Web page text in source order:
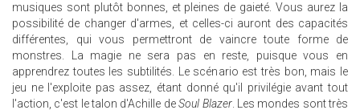
musiques sont plutôt bonnes, et pleines de gaieté. Vous aurez la
possibilité de changer d'armes, et celles-ci auront des capacités
différentes, qui vous permettront de vaincre toute forme de
monstres. La magie ne sera pas en reste, puisque vous en
apprendrez toutes les subtilités. Le scénario est très bon, mais le
jeu ne l'exploite pas assez, étant donné qu'il privilégie avant tout
l'action, c'est le talon d'Achille deSoul Blazer. Les mondes sont très